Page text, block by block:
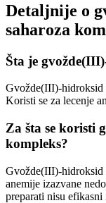
Detaljnije o
saharoza
Šta je
Gvožde(III)-hidroksid
Koristi se za lecenje
Za šta se koristi
kompleks?
Gvožde(III)-hidroksid
anemije izazvane
preparati nisu